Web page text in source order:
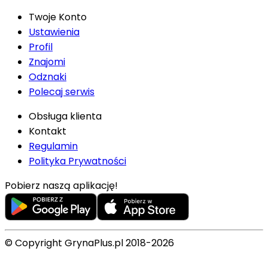
Twoje Konto
Ustawienia
Profil
Znajomi
Odznaki
Polecaj serwis
Obsługa klienta
Kontakt
Regulamin
Polityka Prywatności
Pobierz naszą aplikację!
© Copyright GrynaPlus.pl 2018-2026